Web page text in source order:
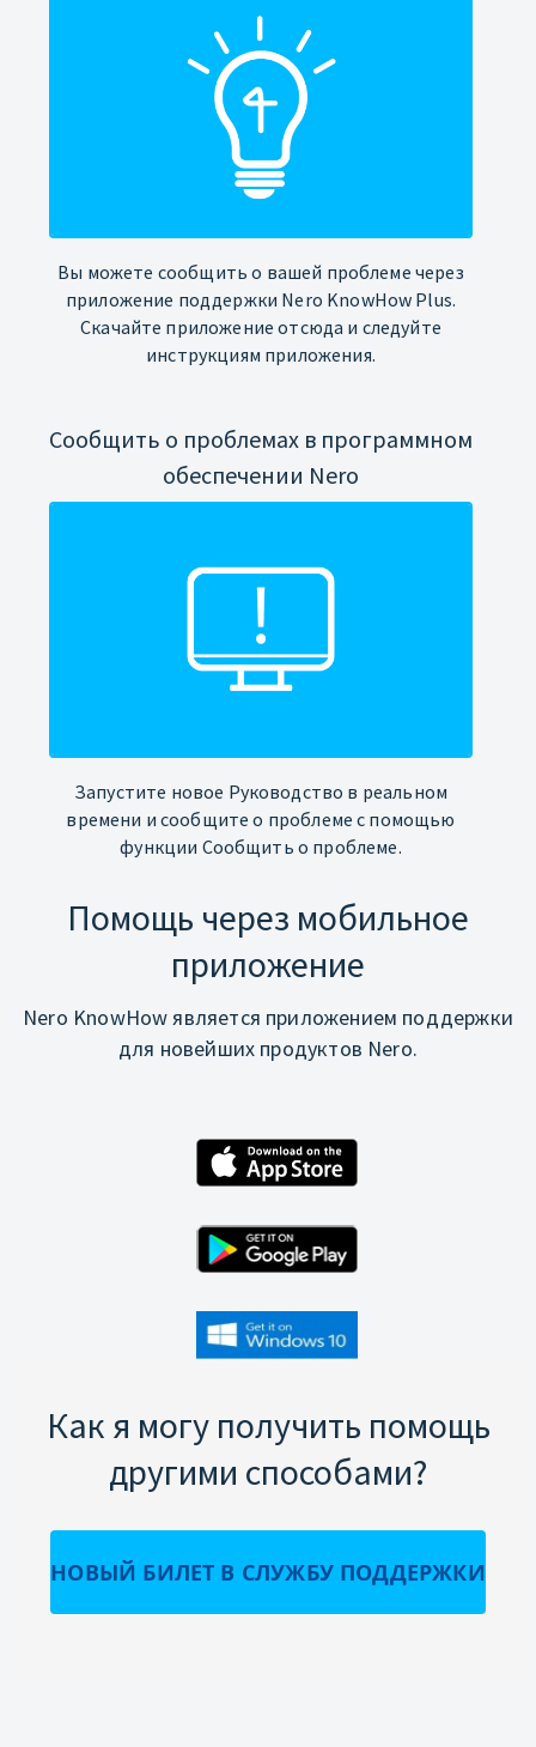
Вы можете сообщить о вашей проблеме через
приложение поддержки Nero KnowHow Plus.
Скачайте приложение отсюда и следуйте
инструкциям приложения.
Сообщить о проблемах в программном
обеспечении Nero
Запустите новое Руководство в реальном
времени и сообщите о проблеме с помощью
функции Сообщить о проблеме.
Помощь через мобильное
приложение
Nero KnowHow является приложением поддержки
для новейших продуктов Nero.
Как я могу получить помощь
другими способами?
НОВЫЙ БИЛЕТ В СЛУЖБУ ПОДДЕРЖКИ